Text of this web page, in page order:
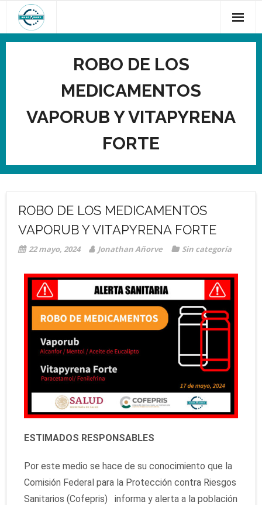
ROBO DE LOS
MEDICAMENTOS
VAPORUB Y VITAPYRENA
FORTE
ROBO DE LOS MEDICAMENTOS
VAPORUB Y VITAPYRENA FORTE
22 mayo, 2024 Jonathan Añorve Sin categoría
ESTIMADOS RESPONSABLES
Por este medio se hace de su conocimiento que la
Comisión Federal para la Protección contra Riesgos
Sanitarios (Cofepris) informa y alerta a la población